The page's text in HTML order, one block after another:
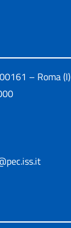
– Roma (I)